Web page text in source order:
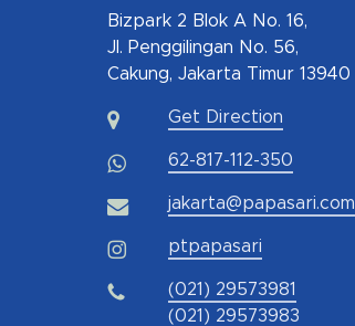
Bizpark 2 Blok A No. 16,
Jl. Penggilingan No. 56,
Cakung, Jakarta Timur 13940
Get Direction
62-817-112-350
jakarta@papasari.com
ptpapasari
(021) 29573981
(021) 29573983